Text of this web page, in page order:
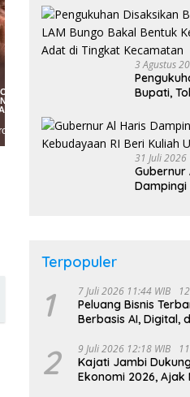
Bagi
Dongkrak
3 Agustus
Bupati,
Tingkat
31 Juli 2026
Gubernur
Dampingi
Terpopuler
1 7 Juli 2026 11:44 WIB
Peluang Bisnis
Berbasis AI, Digital,
2 9 Juli 2026 12:18 WIB
Kajati Jambi
Ekonomi 2026,